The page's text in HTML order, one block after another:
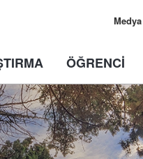
Medya
ÖĞRENCİ